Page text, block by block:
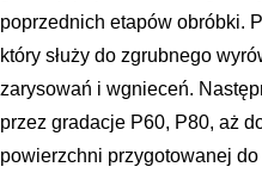
poprzednich etapów obróbki.
który służy do zgrubnego
zarysowań i wgnieceń.
przez gradacje P60, P80, aż
powierzchni przygotowanej